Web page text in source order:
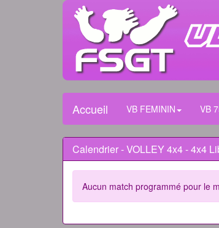
Accueil VB FEMININ VB
Calendrier - VOLLEY 4x4 - 4x4
Aucun match programmé pour le